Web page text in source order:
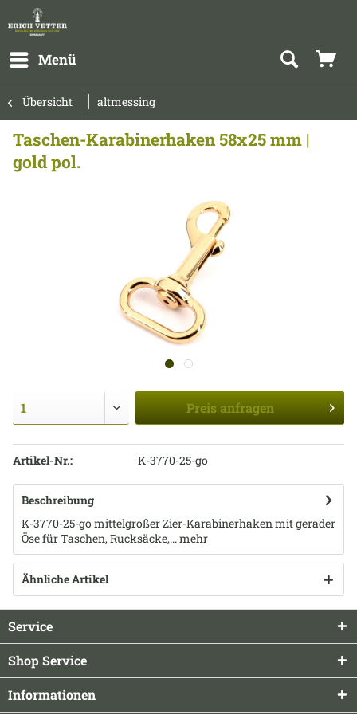
Menü
Übersicht altmessing
Taschen-Karabinerhaken 58x25 mm |
gold pol.
Preis anfragen
Artikel-Nr.: K-3770-25-go
Beschreibung
K-3770-25-go mittelgroßer Zier-Karabinerhaken mit gerader
Öse für Taschen, Rucksäcke,...mehr
Ähnliche Artikel
Service
Shop Service
Informationen